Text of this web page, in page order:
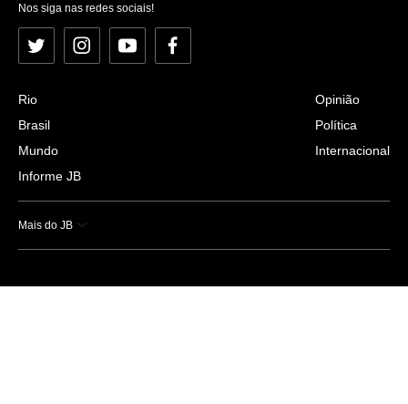
Nos siga nas redes sociais!
Twitter InstagramYouTubeFacebook
Rio
Brasil
Mundo
Informe JB
Opinião
Política
Internacional
Mais do JB
Esportes